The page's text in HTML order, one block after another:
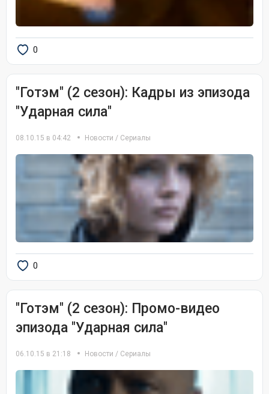
0
"Готэм" (2 сезон): Кадры из эпизода
"Ударная сила"
08.10.15 в 04:42 Новости / Сериалы
0
"Готэм" (2 сезон): Промо-видео
эпизода "Ударная сила"
06.10.15 в 21:18 Новости / Сериалы